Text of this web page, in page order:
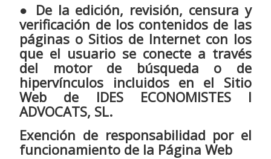
● De la edición, revisión, censura y
verificación de los contenidos de las
páginas o Sitios de Internet con los
que el usuario se conecte a través
del motor de búsqueda o de
hipervínculos incluidos en el Sitio
Web de IDES ECONOMISTES I
ADVOCATS, SL.
Exención de responsabilidad por el
funcionamiento de la Página Web